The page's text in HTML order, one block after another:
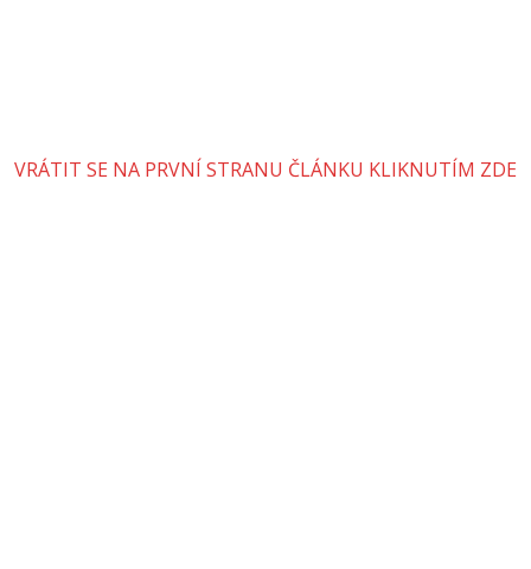
VRÁTIT SE NA PRVNÍ STRANU ČLÁNKU KLIKNUTÍM ZDE